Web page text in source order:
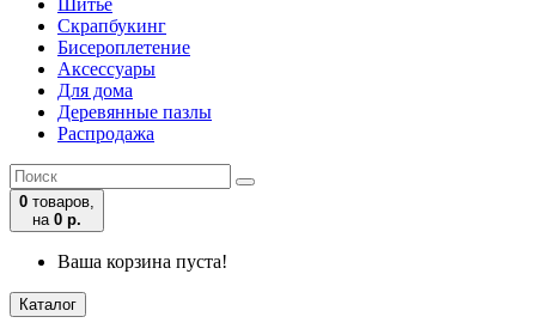
Шитьё
Скрапбукинг
Бисероплетение
Аксессуары
Для дома
Деревянные пазлы
Распродажа
0 товаров,
на 0 р.
Ваша корзина пуста!
Каталог